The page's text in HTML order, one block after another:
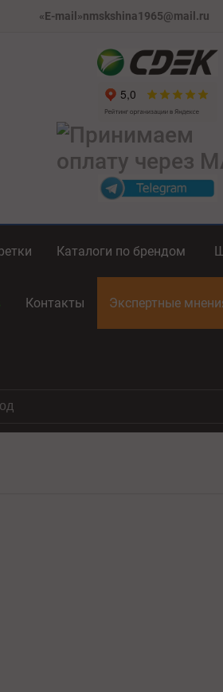
«E-mail»nmskshina1965@mail.ru
Каталоги по брендом
Контакты Экспертные